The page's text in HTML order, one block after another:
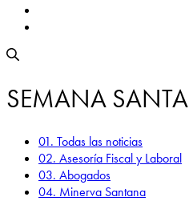
SEMANA SANTA
01. Todas las noticias
02. Asesoría Fiscal y Laboral
03. Abogados
04. Minerva Santana